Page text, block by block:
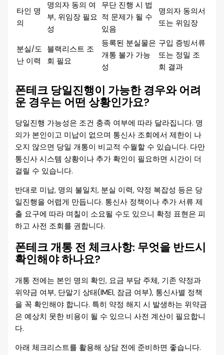
타인 명
의
명의자 동의 여
부, 위임장 필요
성
무단 진행 시 법
적 문제가 될 수
있음
명의자 동의서
또는 위임장
분실/도
난 이력
블랙리스트 조
회 필요
등록된 분실물은
개통 불가 가능
성
구입 증빙서류
또는 정밀 조
회 결과
폰테크 당일진행이 가능한 경우와 어려
운 경우는 어떤 상황인가요?
당일진행 가능성은 조건 충족 여부에 따라 달라집니다. 명
의가 본인이고 미납이 없으며 통신사 조회에서 제한이 나
오지 않으면 당일 개통이 비교적 수월할 수 있습니다. 다만
통신사 시스템 상황이나 추가 확인이 필요하면 시간이 더
걸릴 수 있습니다.
반대로 미납, 명의 불일치, 분실 이력, 약정 복잡성 등은 당
일진행을 어렵게 만듭니다. 통신사 정책이나 추가 서류 제
출 요구에 따라 며칠이 소요될 수도 있으니 확정 표현은 피
하고 사전 조회를 권합니다.
폰테크 개통 전 체크사항: 무엇을 반드시
확인해야 하나요?
개통 전에는 본인 명의 확인, 요금 부담 주체, 기존 약정과
위약금 여부, 단말기 상태(IMEI, 잠금 여부), 통신사별 정책
을 꼭 확인해야 합니다. 특히 약정 해지 시 발생하는 위약금
은 예상치 못한 비용이 될 수 있으니 사전 계산이 필요합니
다.
아래 체크리스트를 활용해 상담 전에 준비하면 좋습니다.